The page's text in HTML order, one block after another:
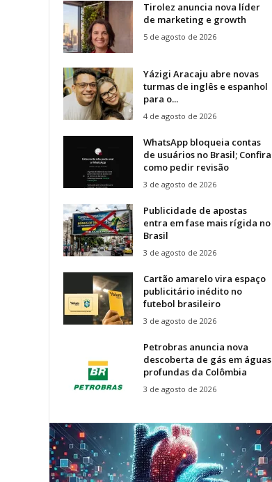
Tirolez anuncia nova líder
de marketing e growth
5 de agosto de 2026
Yázigi Aracaju abre novas
turmas de inglês e espanhol
para o...
4 de agosto de 2026
WhatsApp bloqueia contas
de usuários no Brasil; Confira
como pedir revisão
3 de agosto de 2026
Publicidade de apostas
entra em fase mais rígida no
Brasil
3 de agosto de 2026
Cartão amarelo vira espaço
publicitário inédito no
futebol brasileiro
3 de agosto de 2026
Petrobras anuncia nova
descoberta de gás em águas
profundas da Colômbia
3 de agosto de 2026